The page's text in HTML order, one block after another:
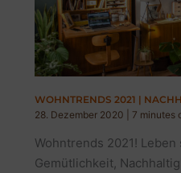
WOHNTRENDS 2021 |
28. Dezember 2020
7 minutes
Wohntrends 2021!
Gemütlichkeit,